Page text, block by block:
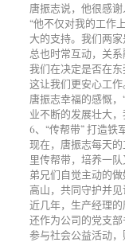
唐振志说，他很感
“他不仅对我的工作
大的支持。我们两
总也时常互动，关
我们在决定是否在东
这让我们更安心工作
唐振志幸福的感慨
业不断的发展壮大
6、“传帮带” 打造铁
现在，唐振志每天
里传帮带，培养一
弟兄们自觉主动的
高山，共同守护并见
近几年，生产经理
还作为公司的党支
参与社会公益活动